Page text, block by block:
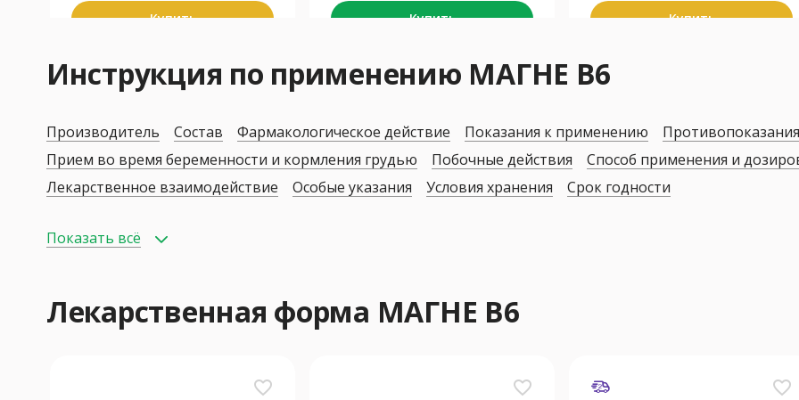
Купить Купить Купить
Инструкция по применению МАГНЕ В6
Производитель Состав Фармакологическое действие Показания к применению
Противопоказания
Прием во время беременности и кормления грудью
Побочные действия Способ применения и
Лекарственное взаимодействие
Особые указания Условия хранения Срок годности
Показать всё
Лекарственная форма МАГНЕ В6
favorite_border favorite_border favorite_border